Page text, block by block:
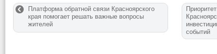
Платформа обратной связи Красноярского
края помогает решать важные вопросы
жителей
событий